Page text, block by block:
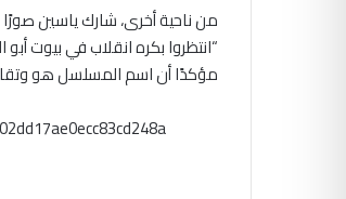
من ناحية أخرى، شارك ياسين
“انتظروا بكره انقلاب في بيوت
مؤكدًا أن اسم المسلسل هو